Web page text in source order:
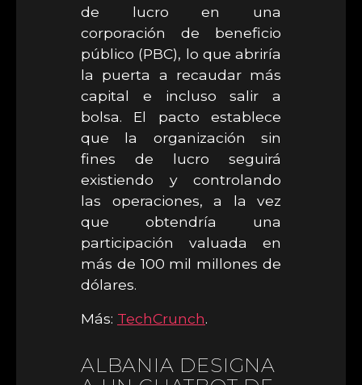
de lucro en una
corporación de beneficio
público (PBC), lo que abriría
la puerta a recaudar más
capital e incluso salir a
bolsa. El pacto establece
que la organización sin
fines de lucro seguirá
existiendo y controlando
las operaciones, a la vez
que obtendría una
participación valuada en
más de 100 mil millones de
dólares.
Más: TechCrunch.
ALBANIA DESIGNA